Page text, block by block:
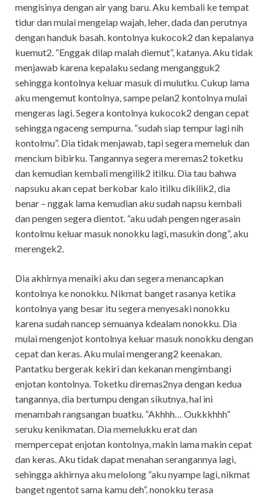
mengisinya dengan air yang baru. Aku kembali ke tempat
tidur dan mulai mengelap wajah, leher, dada dan perutnya
dengan handuk basah. kontolnya kukocok2 dan kepalanya
kuemut2. “Enggak dilap malah diemut”, katanya. Aku tidak
menjawab karena kepalaku sedang mengangguk2
sehingga kontolnya keluar masuk di mulutku. Cukup lama
aku mengemut kontolnya, sampe pelan2 kontolnya mulai
mengeras lagi. Segera kontolnya kukocok2 dengan cepat
sehingga ngaceng sempurna. “sudah siap tempur lagi nih
kontolmu”. Dia tidak menjawab, tapi segera memeluk dan
mencium bibirku. Tangannya segera meremas2 toketku
dan kemudian kembali mengilik2 itilku. Dia tau bahwa
napsuku akan cepat berkobar kalo itilku dikilik2, dia
benar – nggak lama kemudian aku sudah napsu kembali
dan pengen segera dientot. “aku udah pengen ngerasain
kontolmu keluar masuk nonokku lagi, masukin dong”, aku
merengek2.
Dia akhirnya menaiki aku dan segera menancapkan
kontolnya ke nonokku. Nikmat banget rasanya ketika
kontolnya yang besar itu segera menyesaki nonokku
karena sudah nancep semuanya kdealam nonokku. Dia
mulai mengenjot kontolnya keluar masuk nonokku dengan
cepat dan keras. Aku mulai mengerang2 keenakan.
Pantatku bergerak kekiri dan kekanan mengimbangi
enjotan kontolnya. Toketku diremas2nya dengan kedua
tangannya, dia bertumpu dengan sikutnya, hal ini
menambah rangsangan buatku. “Akhhh… Oukkkhhh”
seruku kenikmatan. Dia memelukku erat dan
mempercepat enjotan kontolnya, makin lama makin cepat
dan keras. Aku tidak dapat menahan serangannya lagi,
sehingga akhirnya aku melolong “aku nyampe lagi, nikmat
banget ngentot sama kamu deh”. nonokku terasa